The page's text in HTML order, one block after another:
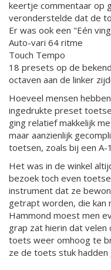
keertje commentaar op
veronderstelde dat de
Er was ook een "Eén
Auto-vari 64 ritme
Touch Tempo
18 presets op de
octaven aan de linker
Hoeveel mensen
ingedrukte preset
ging relatief makkelijk
maar aanzienlijk
toetsen, zoals bij een A-
Het was in de winkel
bezoek toch even
instrument dat ze
getrapt worden, die kan
Hammond moest men
grap zat hierin dat velen
toets weer omhoog te
ze de toets stuk hadden